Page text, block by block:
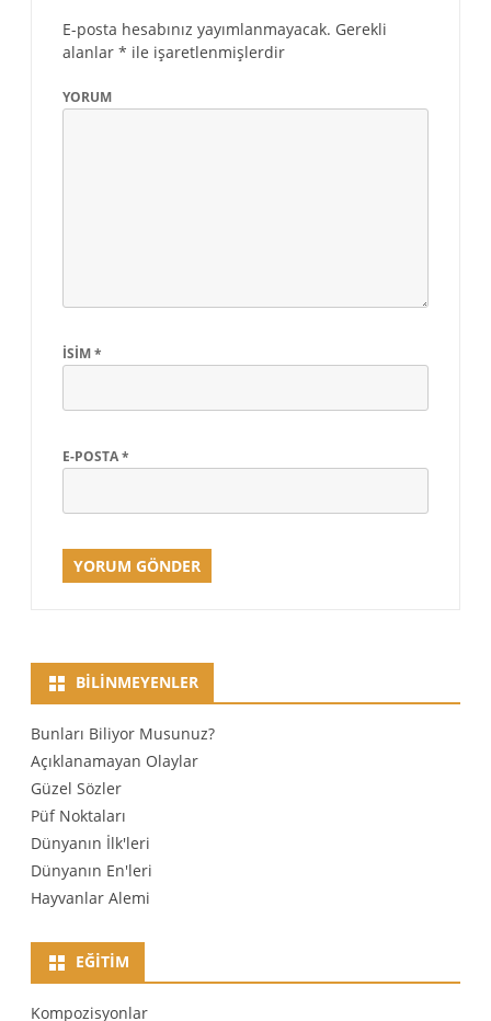
E-posta hesabınız yayımlanmayacak. Gerekli
alanlar * ile işaretlenmişlerdir
YORUM
İSIM*
E-POSTA*
BILINMEYENLER
Bunları Biliyor Musunuz?
Açıklanamayan Olaylar
Güzel Sözler
Püf Noktaları
Dünyanın İlk'leri
Dünyanın En'leri
Hayvanlar Alemi
EĞITIM
Kompozisyonlar